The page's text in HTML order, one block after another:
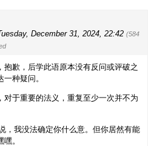
December 31, 2024, 22:42 (584
抱歉，后学此语原本没有反问或评破之
种疑问。
对于重要的法义，重复至少一次并不为
，我没法确定你什么意。但你居然有能
。